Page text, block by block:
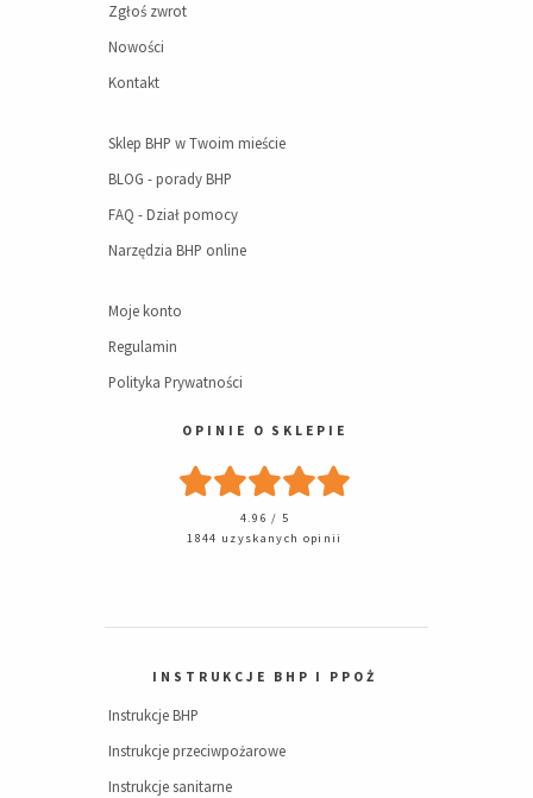
Zgłoś zwrot
Nowości
Kontakt
Sklep BHP w Twoim mieście
BLOG - porady BHP
FAQ - Dział pomocy
Narzędzia BHP online
Moje konto
Regulamin
Polityka Prywatności
OPINIE O SKLEPIE
4.96 / 5
1844 uzyskanych opinii
INSTRUKCJE BHP I PPOŻ
Instrukcje BHP
Instrukcje przeciwpożarowe
Instrukcje sanitarne